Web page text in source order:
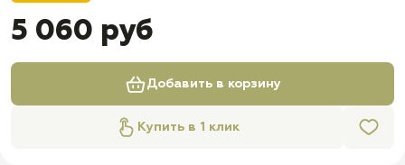
5 060 руб
Добавить в корзину
Купить в 1 клик